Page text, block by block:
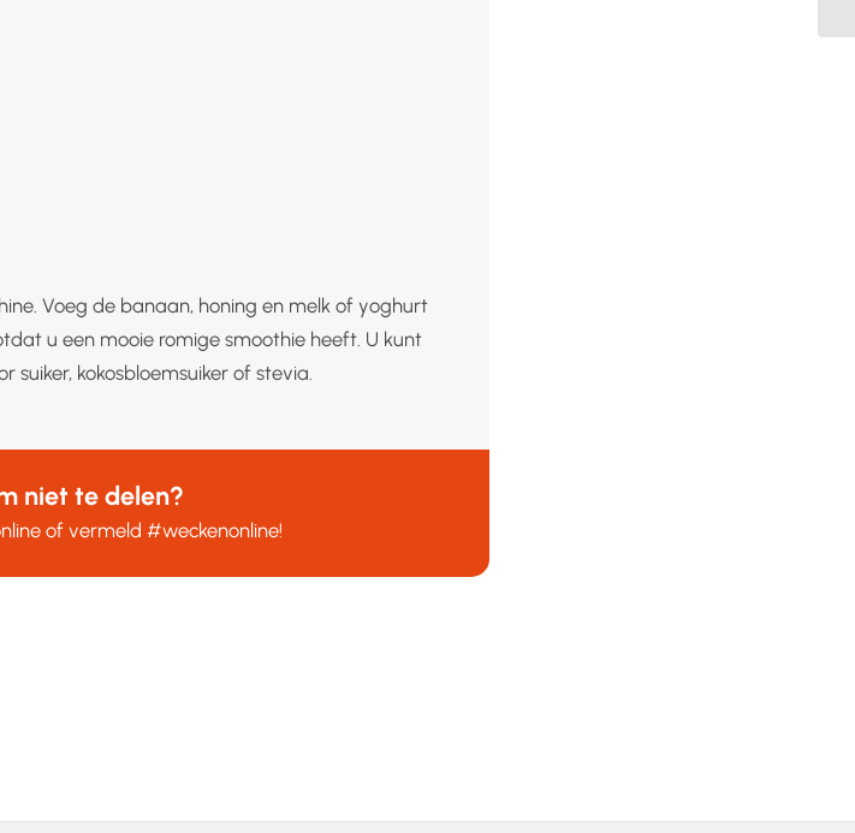
Voeg de banaan, honing en melk of yoghurt
u een mooie romige smoothie heeft. U kunt
kokosbloemsuiker of stevia.
niet te delen?
of vermeld#weckenonline!